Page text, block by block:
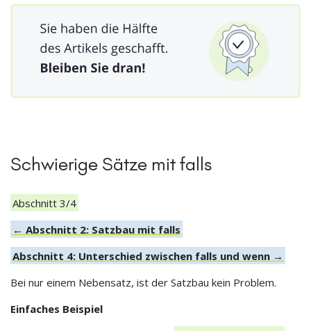
Schwierige Sätze mit falls
Abschnitt 3/4
← Abschnitt 2: Satzbau mit falls
Abschnitt 4: Unterschied zwischen falls und wenn →
Bei nur einem Nebensatz, ist der Satzbau kein Problem.
Einfaches Beispiel